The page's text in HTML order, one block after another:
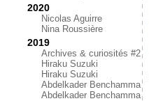
2020
Nicolas Aguirre
Nina Roussière
2019
Archives & curiosités #2
Hiraku Suzuki
Hiraku Suzuki
Abdelkader Benchamma
Abdelkader Benchamma